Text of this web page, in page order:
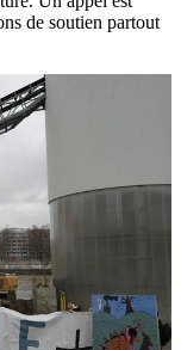
de soutien partout